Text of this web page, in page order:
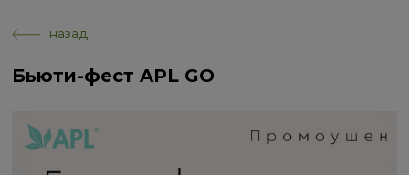
назад
Бьюти-фест APL GO